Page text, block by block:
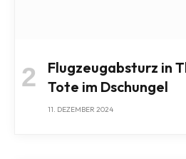
Flugzeugabsturz in
Tote im Dschungel
11. DEZEMBER 2024